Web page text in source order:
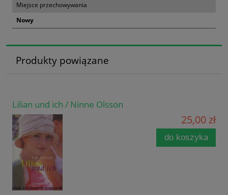
Miejsce przechowywania
Nowy
Produkty powiązane
Lilian und ich / Ninne Olsson
25,00 zł
do koszyka